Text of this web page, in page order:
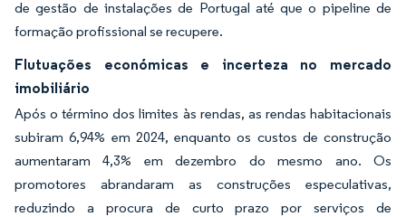
de gestão de instalações de Portugal até que o pipeline de
formação profissional se recupere.
Flutuações económicas e incerteza no mercado
imobiliário
Após o término dos limites às rendas, as rendas habitacionais
subiram 6,94% em 2024, enquanto os custos de construção
aumentaram 4,3% em dezembro do mesmo ano. Os
promotores abrandaram as construções especulativas,
reduzindo a procura de curto prazo por serviços de